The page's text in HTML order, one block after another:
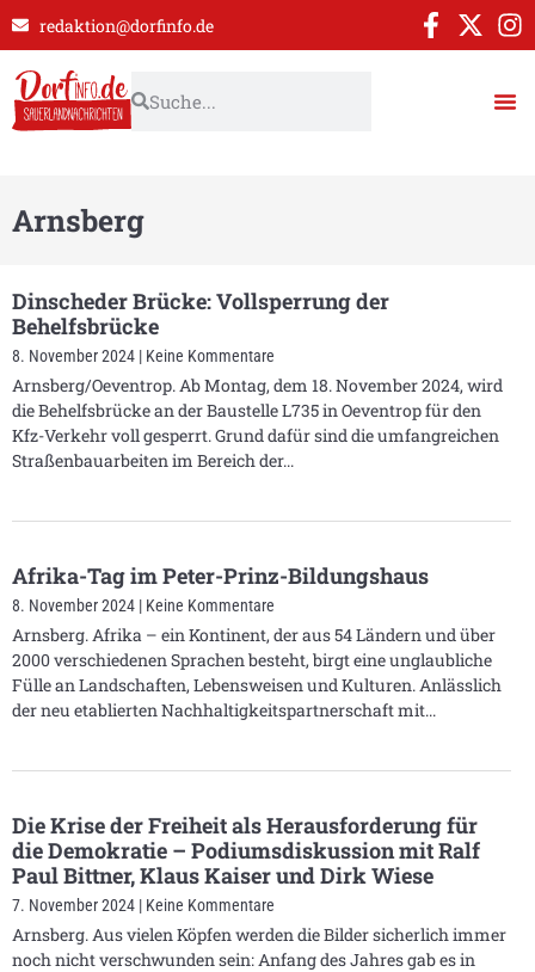
redaktion@dorfinfo.de
Arnsberg
Dinscheder Brücke: Vollsperrung der
Behelfsbrücke
8. November 2024 Keine Kommentare
Arnsberg/Oeventrop. Ab Montag, dem 18. November 2024, wird
die Behelfsbrücke an der Baustelle L735 in Oeventrop für den
Kfz-Verkehr voll gesperrt. Grund dafür sind die umfangreichen
Straßenbauarbeiten im Bereich der
Afrika-Tag im Peter-Prinz-Bildungshaus
8. November 2024 Keine Kommentare
Arnsberg. Afrika – ein Kontinent, der aus 54 Ländern und über
2000 verschiedenen Sprachen besteht, birgt eine unglaubliche
Fülle an Landschaften, Lebensweisen und Kulturen. Anlässlich
der neu etablierten Nachhaltigkeitspartnerschaft mit
Die Krise der Freiheit als Herausforderung für
die Demokratie – Podiumsdiskussion mit Ralf
Paul Bittner, Klaus Kaiser und Dirk Wiese
7. November 2024 Keine Kommentare
Arnsberg. Aus vielen Köpfen werden die Bilder sicherlich immer
noch nicht verschwunden sein: Anfang des Jahres gab es in